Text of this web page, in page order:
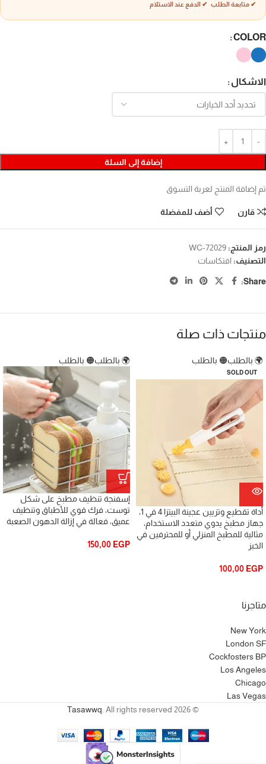
✔ متابعة الطلب ✔ الدفع عند الاستلام
COLOR
الاشكال
إضافة إلى السلة
تم إضافة المنتج لعربة التسوق
قارن أضف للمفضلة
رمز المنتج: WC-72029
التصنيف: افتكاسات
Share:
منتجات ذات صلة
🌍 بالطلب🟠 بالطلب
SOLD OUT
أداة تقطيع وتزيين عجينة البيتزا 4 في 1،
جهاز مطبخ يدوي متعدد الاستخدام،
مثالية للمطبخ المنزلي أو للمحترفين في
الخبز
100,00 EGP
🌍 بالطلب🟠 بالطلب
إسفنجة تنظيف مطبخ على شكل
توست، فرك قوي للأطباق وتنظيف
عميق، فعالة في إزالة الدهون الصعبة
150,00 EGP
متاجرنا
New York
London SF
Cockfosters BP
Los Angeles
Chicago
Las Vegas
© 2026
Tasawwq. All rights reserved